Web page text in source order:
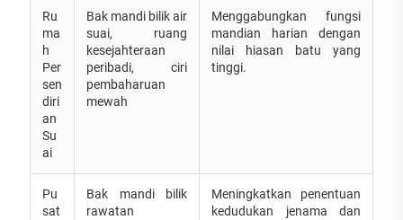
Ru
ma
h
Per
sen
diri
an
Su
ai
Bak mandi bilik air
suai, ruang
kesejahteraan
peribadi, ciri
pembaharuan
mewah
Menggabungkan fungsi
mandian harian dengan
nilai hiasan batu yang
tinggi.
Pu
sat
Bak mandi bilik
rawatan
Meningkatkan penentuan
kedudukan jenama dan